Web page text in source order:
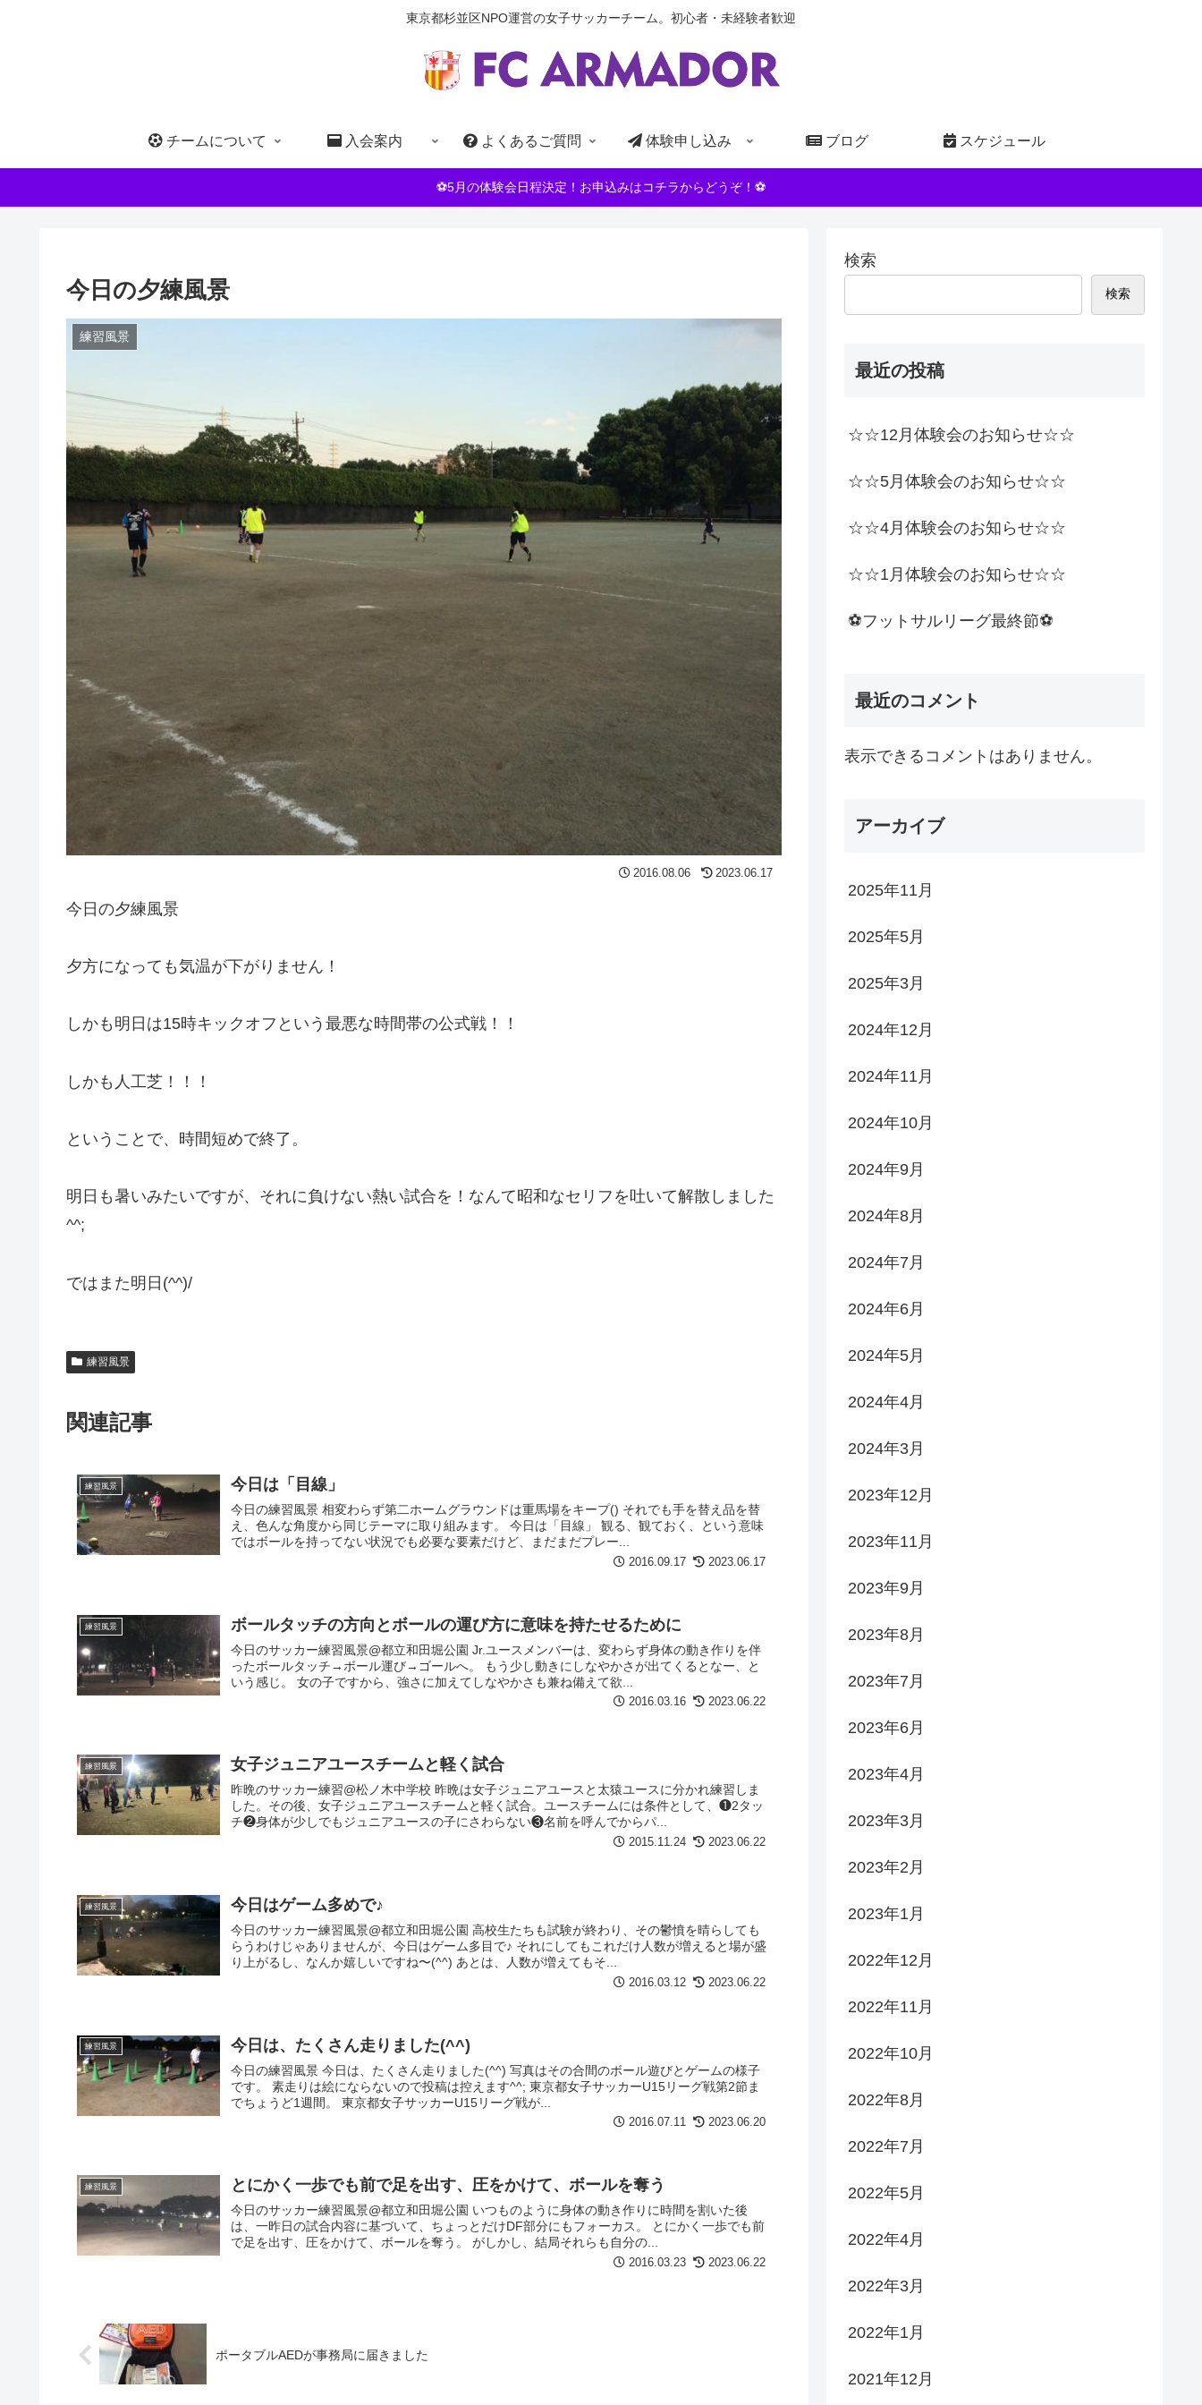
東京都杉並区NPO運営の女子サッカーチーム。初心者・未経験者歓迎
チームについて 入会案内 よくあるご質問 体験申し込み ブログ スケジュール
⚽5月の体験会日程決定！お申込みはコチラからどうぞ！⚽
今日の夕練風景
練習風景
2016.08.06 2023.06.17
今日の夕練風景
夕方になっても気温が下がりません！
しかも明日は15時キックオフという最悪な時間帯の公式戦！！
しかも人工芝！！！
ということで、時間短めで終了。
明日も暑いみたいですが、それに負けない熱い試合を！なんて昭和なセリフを吐いて解散しました
^^;
ではまた明日(^^)/
練習風景
関連記事
練習風景 今日は「目線」
今日の練習風景 相変わらず第二ホームグラウンドは重馬場をキープ() それでも手を替え品を替
え、色んな角度から同じテーマに取り組みます。 今日は「目線」 観る、観ておく、という意味
ではボールを持ってない状況でも必要な要素だけど、まだまだプレー...
2016.09.17 2023.06.17
練習風景 ボールタッチの方向とボールの運び方に意味を持たせるために
今日のサッカー練習風景@都立和田堀公園 Jr.ユースメンバーは、変わらず身体の動き作りを伴
ったボールタッチ→ボール運び→ゴールへ。 もう少し動きにしなやかさが出てくるとなー、と
いう感じ。 女の子ですから、強さに加えてしなやかさも兼ね備えて欲...
2016.03.16 2023.06.22
練習風景 女子ジュニアユースチームと軽く試合
昨晩のサッカー練習@松ノ木中学校 昨晩は女子ジュニアユースと太猿ユースに分かれ練習しま
した。その後、女子ジュニアユースチームと軽く試合。ユースチームには条件として、❶2タッ
チ❷身体が少しでもジュニアユースの子にさわらない❸名前を呼んでからパ...
2015.11.24 2023.06.22
練習風景 今日はゲーム多めで♪
今日のサッカー練習風景@都立和田堀公園 高校生たちも試験が終わり、その鬱憤を晴らしても
らうわけじゃありませんが、今日はゲーム多目で♪ それにしてもこれだけ人数が増えると場が盛
り上がるし、なんか嬉しいですね〜(^^) あとは、人数が増えてもそ...
2016.03.12 2023.06.22
練習風景 今日は、たくさん走りました(^^)
今日の練習風景 今日は、たくさん走りました(^^) 写真はその合間のボール遊びとゲームの様子
です。 素走りは絵にならないので投稿は控えます^^; 東京都女子サッカーU15リーグ戦第2節ま
でちょうど1週間。 東京都女子サッカーU15リーグ戦が...
2016.07.11 2023.06.20
練習風景 とにかく一歩でも前で足を出す、圧をかけて、ボールを奪う
今日のサッカー練習風景@都立和田堀公園 いつものように身体の動き作りに時間を割いた後
は、一昨日の試合内容に基づいて、ちょっとだけDF部分にもフォーカス。 とにかく一歩でも前
で足を出す、圧をかけて、ボールを奪う。 がしかし、結局それらも自分の...
2016.03.23 2023.06.22
ポータブルAEDが事務局に届きました
検索
検索
最近の投稿
☆☆12月体験会のお知らせ☆☆
☆☆5月体験会のお知らせ☆☆
☆☆4月体験会のお知らせ☆☆
☆☆1月体験会のお知らせ☆☆
⚽️フットサルリーグ最終節⚽️
最近のコメント
表示できるコメントはありません。
アーカイブ
2025年11月
2025年5月
2025年3月
2024年12月
2024年11月
2024年10月
2024年9月
2024年8月
2024年7月
2024年6月
2024年5月
2024年4月
2024年3月
2023年12月
2023年11月
2023年9月
2023年8月
2023年7月
2023年6月
2023年4月
2023年3月
2023年2月
2023年1月
2022年12月
2022年11月
2022年10月
2022年8月
2022年7月
2022年5月
2022年4月
2022年3月
2022年1月
2021年12月